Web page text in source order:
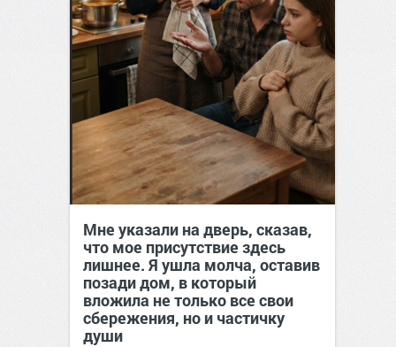
Мне указали на дверь, сказав,
что мое присутствие здесь
лишнее. Я ушла молча, оставив
позади дом, в который
вложила не только все свои
сбережения, но и частичку
души